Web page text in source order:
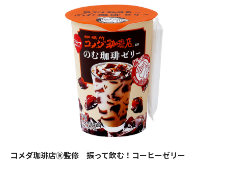
コメダ珈琲店Ⓡ監修 振って飲む！コーヒーゼリー